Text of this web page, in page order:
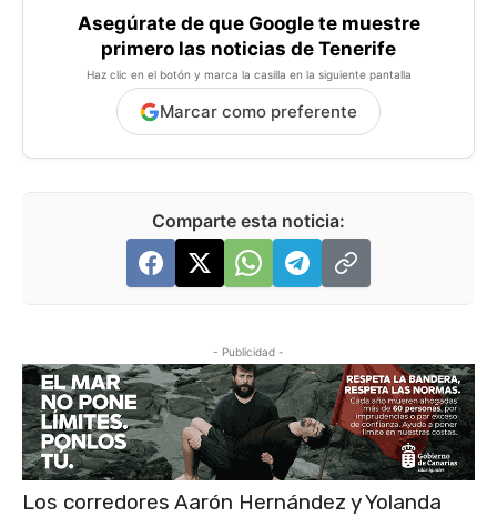
Asegúrate de que Google te muestre
primero las noticias de Tenerife
Haz clic en el botón y marca la casilla en la siguiente pantalla
Marcar como preferente
Comparte esta noticia:
- Publicidad -
Los corredores Aarón Hernández y Yolanda